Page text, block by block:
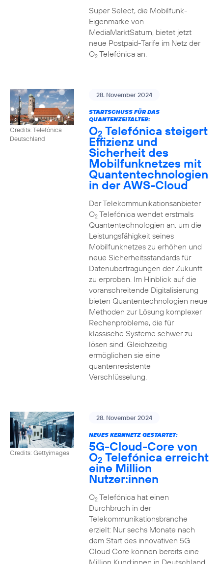
Super Select, die Mobilfunk-
Eigenmarke von
MediaMarktSaturn, bietet jetzt
neue Postpaid-Tarife im Netz der
O2Telefónica an.
Credits: Telefónica
Deutschland
28. November 2024
STARTSCHUSS FÜR DAS
QUANTENZEITALTER:
O2 Telefónica steigert
Effizienz und
Sicherheit des
Mobilfunknetzes mit
Quantentechnologien
in der AWS-Cloud
Der Telekommunikationsanbieter
O2Telefónica wendet erstmals
Quantentechnologien an, um die
Leistungsfähigkeit seines
Mobilfunknetzes zu erhöhen und
neue Sicherheitsstandards für
Datenübertragungen der Zukunft
zu erproben. Im Hinblick auf die
voranschreitende Digitalisierung
bieten Quantentechnologien neue
Methoden zur Lösung komplexer
Rechenprobleme, die für
klassische Systeme schwer zu
lösen sind. Gleichzeitig
ermöglichen sie eine
quantenresistente
Verschlüsselung.
Credits: Gettyimages
28. November 2024
NEUES KERNNETZ GESTARTET:
5G-Cloud-Core von
O2 Telefónica erreicht
eine Million
Nutzer:innen
O2Telefónica hat einen
Durchbruch in der
Telekommunikationsbranche
erzielt: Nur sechs Monate nach
dem Start des innovativen 5G
Cloud Core können bereits eine
Million Kund:innen in Deutschland